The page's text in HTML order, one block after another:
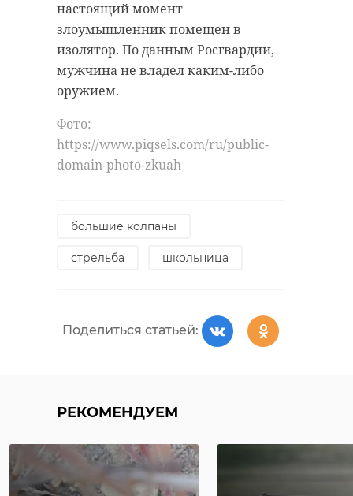
настоящий момент
злоумышленник помещен в
изолятор. По данным Росгвардии,
мужчина не владел каким-либо
оружием.
Фото:
https://www.piqsels.com/ru/public-
domain-photo-zkuah
большие колпаны
стрельба школьница
Поделиться статьей:
РЕКОМЕНДУЕМ